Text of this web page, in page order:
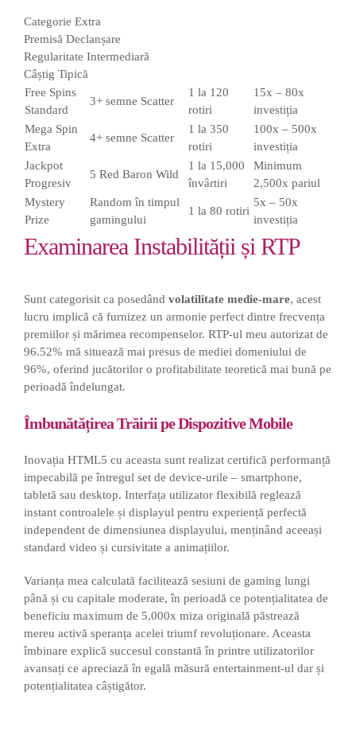
Categorie Extra
Premisă Declanșare
Regularitate Intermediară
Câștig Tipică
Free Spins
Standard
3+ semne Scatter
1 la 120
rotiri
15x – 80x
investiția
Mega Spin
Extra
4+ semne Scatter
1 la 350
rotiri
100x – 500x
investiția
Jackpot
Progresiv
5 Red Baron Wild
1 la 15,000
învârtiri
Minimum
2,500x pariul
Mystery
Prize
Random în timpul
gamingului
1 la 80 rotiri
5x – 50x
investiția
Examinarea Instabilității și RTP
Sunt categorisit ca posedând volatilitate medie-mare, acest
lucru implică că furnizez un armonie perfect dintre frecvența
premiilor și mărimea recompenselor. RTP-ul meu autorizat de
96.52% mă situează mai presus de mediei domeniului de
96%, oferind jucătorilor o profitabilitate teoretică mai bună pe
perioadă îndelungat.
Îmbunătățirea Trăirii pe Dispozitive Mobile
Inovația HTML5 cu aceasta sunt realizat certifică performanță
impecabilă pe întregul set de device-urile – smartphone,
tabletă sau desktop. Interfața utilizator flexibilă reglează
instant controalele și displayul pentru experiență perfectă
independent de dimensiunea displayului, menținând aceeași
standard video și cursivitate a animațiilor.
Varianța mea calculată facilitează sesiuni de gaming lungi
până și cu capitale moderate, în perioadă ce potențialitatea de
beneficiu maximum de 5,000x miza originală păstrează
mereu activă speranța acelei triumf revoluționare. Aceasta
îmbinare explică succesul constantă în printre utilizatorilor
avansați ce apreciază în egală măsură entertainment-ul dar și
potențialitatea câștigător.